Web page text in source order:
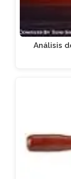
Análisis